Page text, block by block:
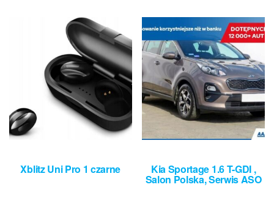
Xblitz Uni Pro 1 czarne Kia Sportage 1.6 T-GDI ,
Salon Polska, Serwis ASO